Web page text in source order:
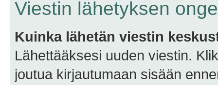
Viestin lähetyksen
Kuinka lähetän viestin
Lähettääksesi uuden viestin.
joutua kirjautumaan sisään